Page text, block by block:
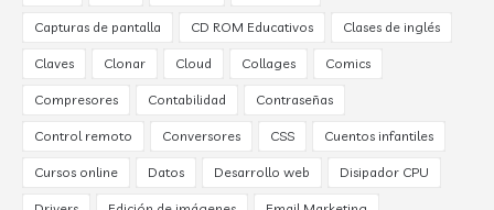
Capturas de pantalla CD ROM Educativos Clases de inglés
Claves Clonar Cloud Collages Comics
Compresores Contabilidad Contraseñas
Control remoto Conversores CSS Cuentos infantiles
Cursos online Datos Desarrollo web Disipador CPU